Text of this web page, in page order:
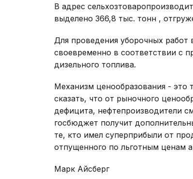
В адрес
выделено 366,8 тыс. тонн ,
Для проведения уборочных работ
своевременно в соответствии с
дизельного топлива.
Механизм ценообразования - это
сказать, что от рыночного
дефицита, нефтепроизводители
госбюджет получит
те, кто имел суперприбыли от
отпущенного по льготным ценам
Марк Айсберг